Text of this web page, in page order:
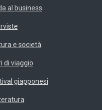
al business
e società
di viaggio
giapponesi